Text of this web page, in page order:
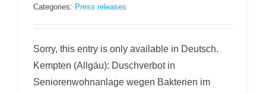
Categories: Press releases
Sorry, this entry is only available in Deutsch.
Kempten (Allgäu): Duschverbot in
Seniorenwohnanlage wegen Bakterien im